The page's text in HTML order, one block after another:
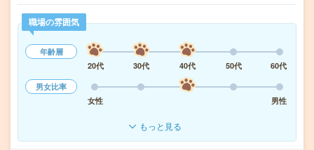
職場の雰囲気
年齢層
20代
30代 40代 50代
60代
男女比率
女性
男性
もっと見る